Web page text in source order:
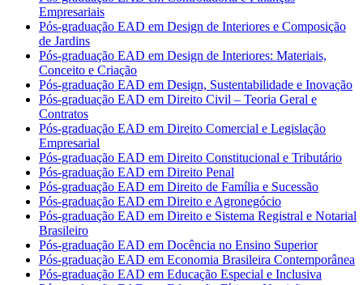
Empresariais
Pós-graduação EAD em Design de Interiores e Composição
de Jardins
Pós-graduação EAD em Design de Interiores: Materiais,
Conceito e Criação
Pós-graduação EAD em Design, Sustentabilidade e Inovação
Pós-graduação EAD em Direito Civil – Teoria Geral e
Contratos
Pós-graduação EAD em Direito Comercial e Legislação
Empresarial
Pós-graduação EAD em Direito Constitucional e Tributário
Pós-graduação EAD em Direito Penal
Pós-graduação EAD em Direito de Família e Sucessão
Pós-graduação EAD em Direito e Agronegócio
Pós-graduação EAD em Direito e Sistema Registral e Notarial
Brasileiro
Pós-graduação EAD em Docência no Ensino Superior
Pós-graduação EAD em Economia Brasileira Contemporânea
Pós-graduação EAD em Educação Especial e Inclusiva